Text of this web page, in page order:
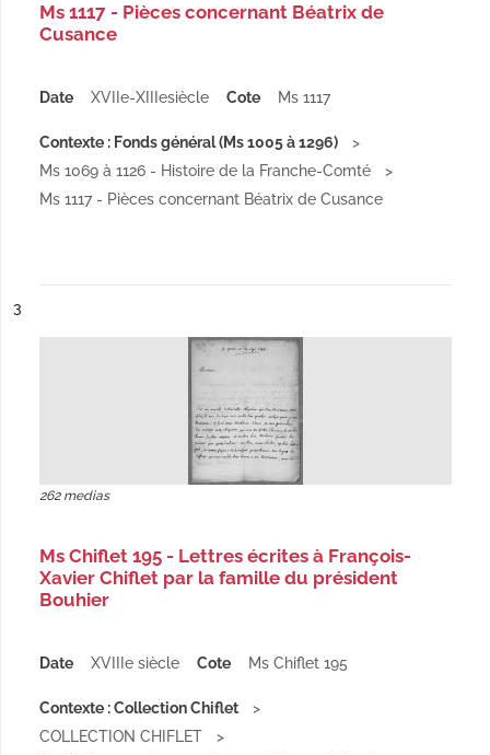
Ms 1117 - Pièces concernant Béatrix de
Cusance
Date XVIIe-XIIIesiècle Cote Ms 1117
Contexte : Fonds général (Ms 1005 à 1296)
Ms 1069 à 1126 - Histoire de la Franche-Comté
Ms 1117 - Pièces concernant Béatrix de Cusance
n°
3
262 medias
Ms Chiflet 195 - Lettres écrites à François-
Xavier Chiflet par la famille du président
Bouhier
Date XVIIIe siècle Cote Ms Chiflet 195
Contexte : Collection Chiflet
COLLECTION CHIFLET